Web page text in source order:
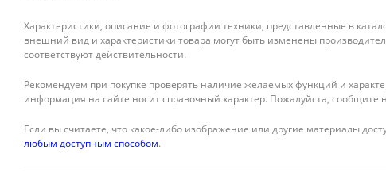
Характеристики, описание и фотографии техники, представленные в
внешний вид и характеристики товара могут быть изменены
соответствуют действительности.
Рекомендуем при покупке проверять наличие желаемых функций и
информация на сайте носит справочный характер. Пожалуйста, сообщите
Если вы считаете, что какое-либо изображение или другие материалы
любым доступным способом.